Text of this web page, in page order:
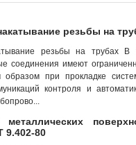
резьбы на
резьбы на трубах В
соединения имеют
при прокладке
контроля и
9.402-80